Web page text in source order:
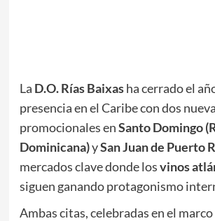
La D.O. Rías Baixasha cerrado el
presencia en el Caribe con dos
promocionales enSanto Domingo
Dominicana)ySan Juan de Puerto
mercados clave donde losvinos
siguen ganando protagonismo
Ambas citas, celebradas en el